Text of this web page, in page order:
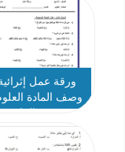
ورقة عمل
وصف المادة